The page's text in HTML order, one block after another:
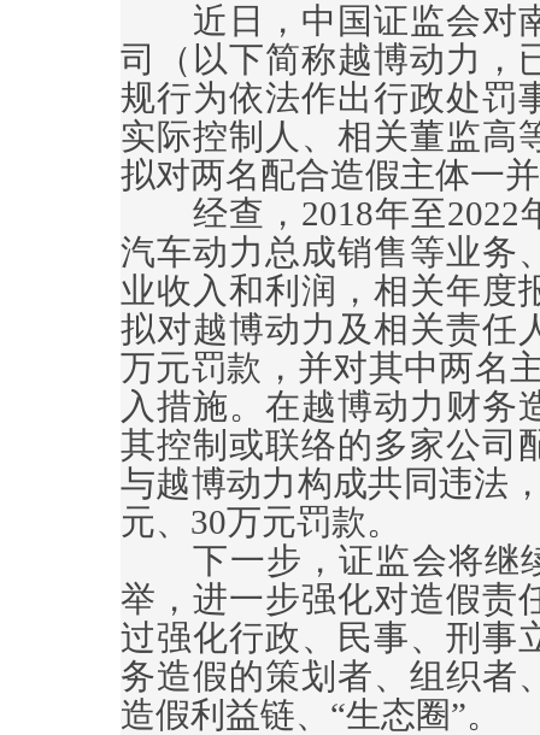
近日，中国证监会对
司（以下简称越博动力，
规行为依法作出行政处罚
实际控制人、相关董监高
拟对两名配合造假主体一
经查，2018年至2022
汽车动力总成销售等业务
业收入和利润，相关年度
拟对越博动力及相关责任
万元罚款，并对其中两名
入措施。在越博动力财务
其控制或联络的多家公司
与越博动力构成共同违法
元、30万元罚款。
下一步，证监会将继续
举，进一步强化对造假责
过强化行政、民事、刑事
务造假的策划者、组织者
造假利益链、“生态圈”。